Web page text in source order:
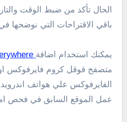
الحال تأكد من ضبط الوقت
باقي الاقتراحات التي نوضحها
يمكنك استخدام اضافة
متصفح قوقل كروم فايرفوكس
الفايرفوكس علي هواتف
عمل الموقع السابق في فحص